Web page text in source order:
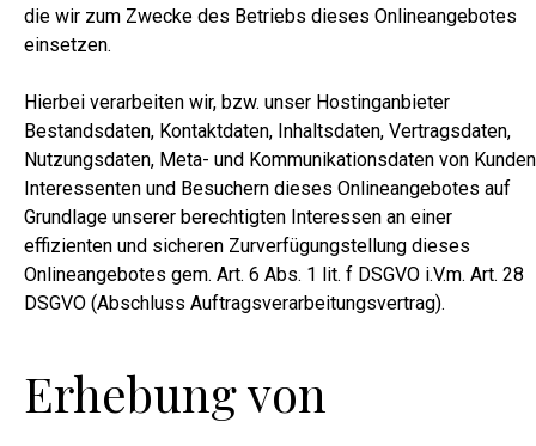
die wir zum Zwecke des Betriebs dieses Onlineangebotes
einsetzen.
Hierbei verarbeiten wir, bzw. unser Hostinganbieter
Bestandsdaten, Kontaktdaten, Inhaltsdaten, Vertragsdaten,
Nutzungsdaten, Meta- und Kommunikationsdaten von
Interessenten und Besuchern dieses Onlineangebotes auf
Grundlage unserer berechtigten Interessen an einer
effizienten und sicheren Zurverfügungstellung dieses
Onlineangebotes gem. Art. 6 Abs. 1 lit. f DSGVO i.V.m. Art. 28
DSGVO (Abschluss Auftragsverarbeitungsvertrag).
Erhebung von